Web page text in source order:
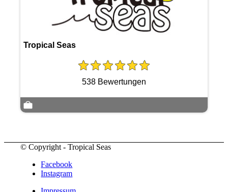
Tropical Seas
538 Bewertungen
© Copyright - Tropical Seas
Facebook
Instagram